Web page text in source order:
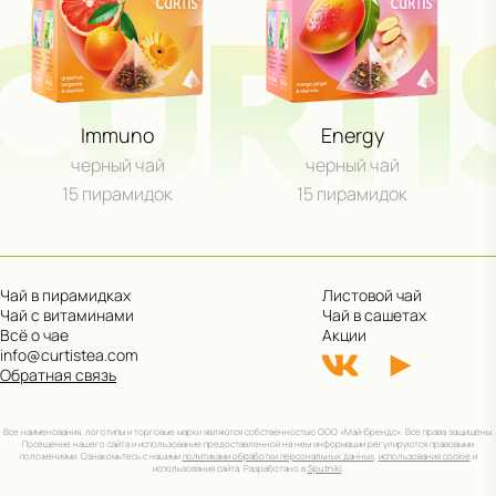
Immuno
черный чай
15 пирамидок
Energy
черный чай
15 пирамидок
Чай в пирамидках
Листовой чай
Чай с витаминами
Чай в сашетах
Всё о чае
Акции
Обратная связь
info@curtistea.com
Все наименования, логотипы и торговые марки являются собственностью ООО «Май-Брендс». Все права защищены.
Посещение нашего сайта и использование предоставленной на нем информации регулируются правовыми
положениями. Ознакомьтесь с нашимиполитиками обработки персональных данных, использования cookieи
использования сайта. Разработано вSputniki
Участвовать
Сроки акции: с 1 августа 2025 по 15 мая 2026. Подробнее:click.ru/3EJHAe